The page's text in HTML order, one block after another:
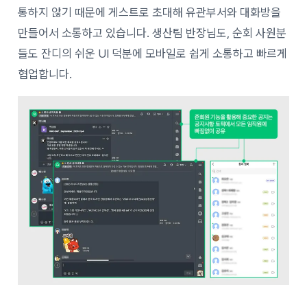
통하지 않기 때문에 게스트로 초대해 유관부서와 대화방을
만들어서 소통하고 있습니다. 생산팀 반장님도, 순회 사원분
들도 잔디의 쉬운 UI 덕분에 모바일로 쉽게 소통하고 빠르게
협업합니다.